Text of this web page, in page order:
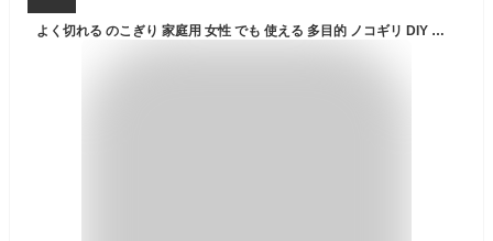
よく切れる のこぎり 家庭用 女性 でも 使える 多目的 ノコギリ DIY 工具【いろいろ切れる 万能のこぎり】ガーデニング 大掃除 粗大ゴミ 切る 家具 解体 分別 便利 グッズ プラスチック ダンボール ステンレス 鉄 木材 カーペット 何でも切れる 鋸 おまけ付 日本製